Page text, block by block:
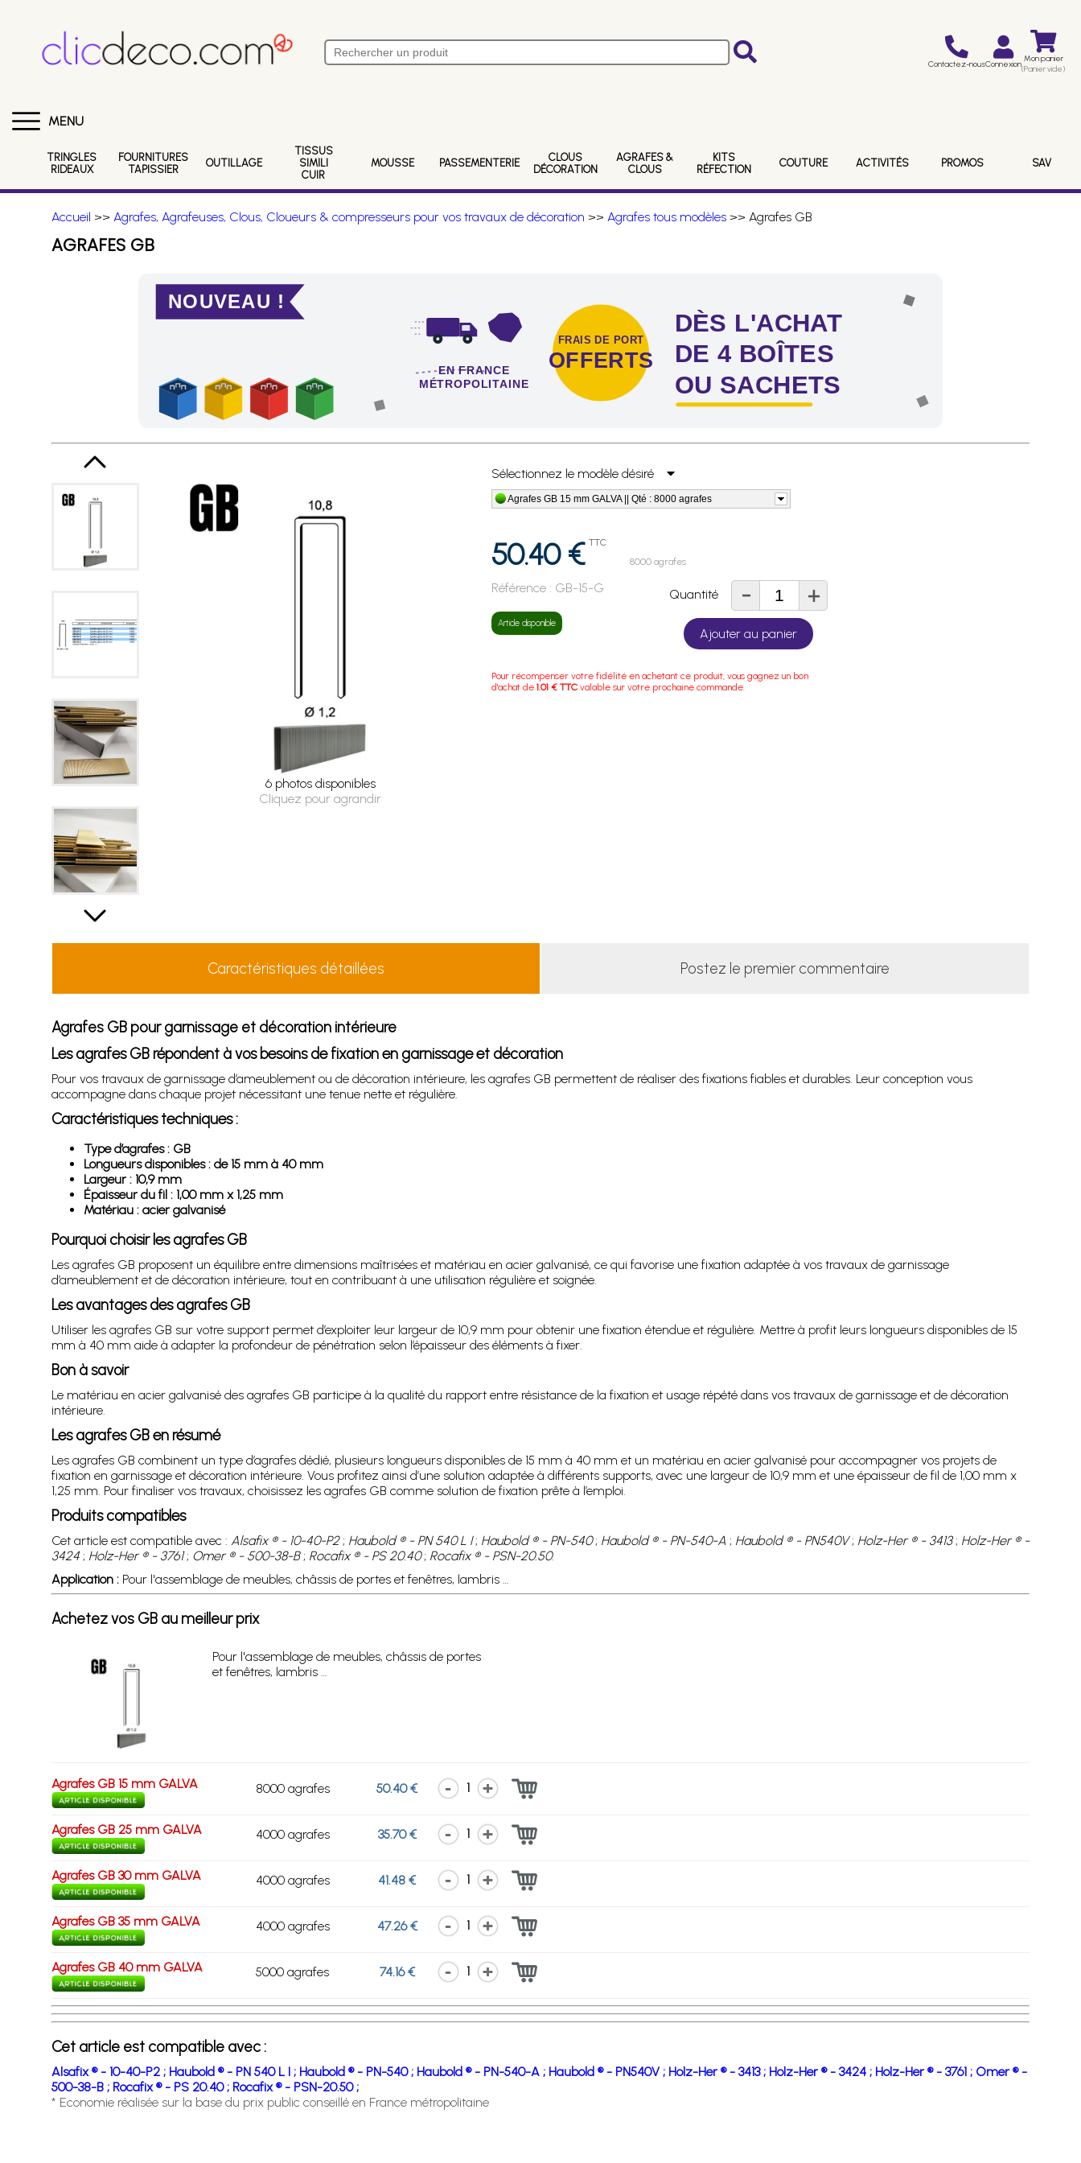
Contactez-nousConnexion Mon panier
(Panier vide)
MENU
TRINGLES
RIDEAUX
FOURNITURES
TAPISSIER
OUTILLAGE
TISSUS
SIMILI
CUIR
MOUSSE PASSEMENTERIE
CLOUS
DÉCORATION
AGRAFES &
CLOUS
KITS
RÉFECTION
COUTURE ACTIVITÉS PROMOS SAV
Accueil >> Agrafes, Agrafeuses, Clous, Cloueurs & compresseurs pour vos travaux de décoration >> Agrafes tous modèles>> Agrafes GB
AGRAFES GB
NOUVEAU !
EN FRANCE
MÉTROPOLITAINE
FRAIS DE PORT
OFFERTS
DÈS L'ACHAT
DE 4 BOÎTES
OU SACHETS
Frais de port offerts en France métropolitaine dès l'achat de 4 sachets ou boîtes d'agrafes ou de pointes !
6 photos disponibles
Cliquez pour agrandir
Sélectionnez le modèle désiré
Agrafes GB 15 mm GALVA || Qté : 8000 agrafes
50.40 € TTC
8000 agrafes
Référence : GB-15-G
Article disponible
Quantité - +
Ajouter au panier
Pour récompenser votre fidélité en achetant ce produit, vous gagnez un bon
d'achat de1.01 € TTC valable sur votre prochaine commande.
Caractéristiques détaillées Postez le premier commentaire
Agrafes GB pour garnissage et décoration intérieure
Les agrafes GB répondent à vos besoins de fixation en garnissage et décoration
Pour vos travaux de garnissage d’ameublement ou de décoration intérieure, les agrafes GB permettent de réaliser des fixations fiables et durables. Leur conception vous
accompagne dans chaque projet nécessitant une tenue nette et régulière.
Caractéristiques techniques :
Type d’agrafes : GB
Longueurs disponibles : de 15 mm à 40 mm
Largeur : 10,9 mm
Épaisseur du fil : 1,00 mm x 1,25 mm
Matériau : acier galvanisé
Pourquoi choisir les agrafes GB
Les agrafes GB proposent un équilibre entre dimensions maîtrisées et matériau en acier galvanisé, ce qui favorise une fixation adaptée à vos travaux de garnissage
d’ameublement et de décoration intérieure, tout en contribuant à une utilisation régulière et soignée.
Les avantages des agrafes GB
Utiliser les agrafes GB sur votre support permet d’exploiter leur largeur de 10,9 mm pour obtenir une fixation étendue et régulière. Mettre à profit leurs longueurs disponibles de 15
mm à 40 mm aide à adapter la profondeur de pénétration selon l’épaisseur des éléments à fixer.
Bon à savoir
Le matériau en acier galvanisé des agrafes GB participe à la qualité du rapport entre résistance de la fixation et usage répété dans vos travaux de garnissage et de décoration
intérieure.
Les agrafes GB en résumé
Les agrafes GB combinent un type d’agrafes dédié, plusieurs longueurs disponibles de 15 mm à 40 mm et un matériau en acier galvanisé pour accompagner vos projets de
fixation en garnissage et décoration intérieure. Vous profitez ainsi d’une solution adaptée à différents supports, avec une largeur de 10,9 mm et une épaisseur de fil de 1,00 mm x
1,25 mm. Pour finaliser vos travaux, choisissez les agrafes GB comme solution de fixation prête à l’emploi.
Produits compatibles
Cet article est compatible avec : Alsafix ® - 10-40-P2; Haubold ® - PN 540 L I; Haubold ® - PN-540; Haubold ® - PN-540-A ; Haubold ® - PN540V; Holz-Her ® - 3413; Holz-Her ® -
3424; Holz-Her ® - 3761; Omer ® - 500-38-B; Rocafix ® - PS 20.40; Rocafix ® - PSN-20.50.
Application :Pour l'assemblage de meubles, châssis de portes et fenêtres, lambris …
Achetez vos GB au meilleur prix
Pour l'assemblage de meubles, châssis de portes
et fenêtres, lambris …
Agrafes GB 15 mm GALVA 8000 agrafes 50.40 € 1
Agrafes GB 25 mm GALVA 4000 agrafes 35.70 € 1
Agrafes GB 30 mm GALVA 4000 agrafes 41.48 € 1
Agrafes GB 35 mm GALVA 4000 agrafes 47.26 € 1
Agrafes GB 40 mm GALVA 5000 agrafes 74.16 € 1
Cet article est compatible avec :
Alsafix ® - 10-40-P2 ; Haubold ® - PN 540 L I ; Haubold ® - PN-540 ; Haubold ® - PN-540-A ; Haubold ® - PN540V ; Holz-Her ® - 3413 ; Holz-Her ® - 3424 ; Holz-Her ® - 3761 ; Omer ® -
500-38-B ; Rocafix ® - PS 20.40 ; Rocafix ® - PSN-20.50 ;
* Economie réalisée sur la base du prix public conseillé en France métropolitaine